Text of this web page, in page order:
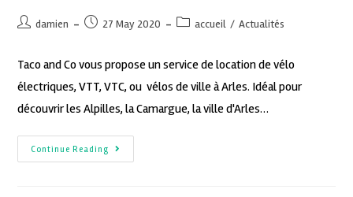
damien 27 May 2020 accueil / Actualités
Taco and Co vous propose un service de location de vélo
électriques, VTT, VTC, ou vélos de ville à Arles. Idéal pour
découvrir les Alpilles, la Camargue, la ville d'Arles…
Continue Reading